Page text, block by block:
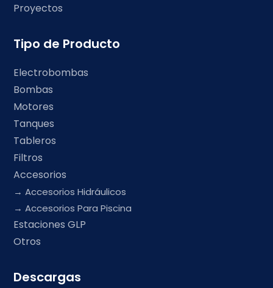
Proyectos
Tipo de Producto
Electrobombas
Bombas
Motores
Tanques
Tableros
Filtros
Accesorios
Accesorios Hidráulicos
Accesorios Para Piscina
Estaciones GLP
Otros
Descargas